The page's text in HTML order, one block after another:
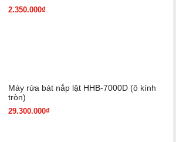
2.350.000₫
Máy rửa bát nắp lật HHB-7000D (ô kính
tròn)
29.300.000₫